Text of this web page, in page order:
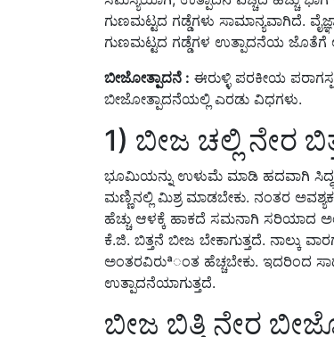
ಗುಣಮಟ್ಟದ ಗಡ್ಡೆಗಳು ಸಾಮಾನ್ಯವಾಗಿದೆ.
ಗುಣಮಟ್ಟದ ಗಡ್ಡೆಗಳ ಉತ್ಪಾದನೆಯ ಜೊತೆಗೆ
ಬೀಜೋತ್ಪಾದನೆ : ಈರುಳ್ಳಿ ಪರಕೀಯ
ಬೀಜೋತ್ಪಾದನೆಯಲ್ಲಿ ಎರಡು ವಿಧಗಳು.
1) ಬೀಜ ಚಲ್ಲಿ ನೇರ
ಭೂಮಿಯನ್ನು ಉಳುಮೆ ಮಾಡಿ ಹದವಾಗಿ
ಮಣ್ಣಿನಲ್ಲಿ ಮಿಶ್ರ ಮಾಡಬೇಕು. ನಂತರ
ಹೆಚ್ಚು ಆಳಕ್ಕೆ ಹಾಕದೆ ಸಮನಾಗಿ ಸರಿಯಾದ
ಕೆ.ಜಿ. ಬಿತ್ತನೆ ಬೀಜ ಬೇಕಾಗುತ್ತದೆ. ನಾಲ್ಕು
ಅಂತರವಿರುªಂತ ಹೆಚ್ಚಬೇಕು. ಇದರಿಂದ
ಉತ್ಪಾದನೆಯಾಗುತ್ತದೆ.
ಬೀಜ ಬಿತ್ತಿ ನೇರ